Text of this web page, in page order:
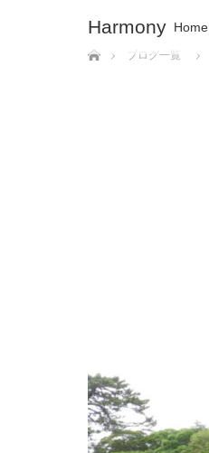
Harmony Home
ホーム
ブログ一覧